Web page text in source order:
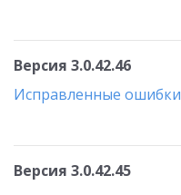
Версия 3.0.42.46
Исправленные ошибки
Версия 3.0.42.45